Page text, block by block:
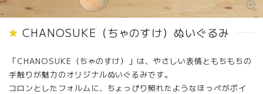
CHANOSUKE（ちゃのすけ）ぬいぐるみ
「CHANOSUKE（ちゃのすけ）」は、やさしい表情ともちもちの
手触りが魅力のオリジナルぬいぐるみです。
コロンとしたフォルムに、ちょっぴり照れたようなほっぺがポイ